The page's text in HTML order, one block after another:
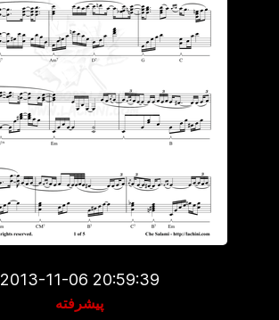
2013-11-06 20:59:39
پیشرفته